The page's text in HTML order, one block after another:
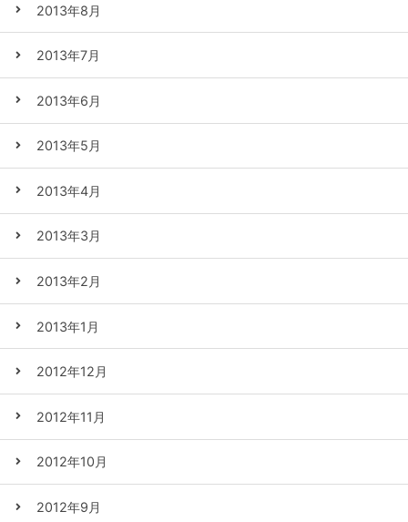
2013年8月
2013年7月
2013年6月
2013年5月
2013年4月
2013年3月
2013年2月
2013年1月
2012年12月
2012年11月
2012年10月
2012年9月